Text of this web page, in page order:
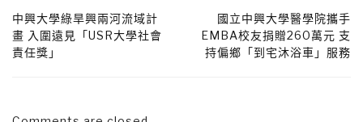
中興大學綠旱興兩河流域計
畫 入圍遠見「USR大學社會
責任獎」
國立中興大學醫學院攜手
EMBA校友捐贈260萬元 支
持偏鄉「到宅沐浴車」服務